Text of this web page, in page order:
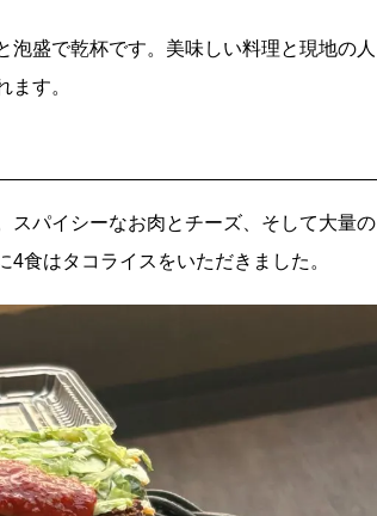
盛で乾杯です。美味しい料理と現地の人
ます。
スパイシーなお肉とチーズ、そして大量の
食はタコライスをいただきました。